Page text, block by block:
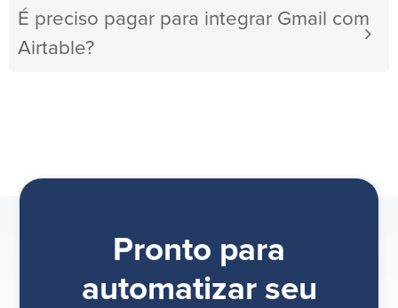
É preciso pagar para integrar Gmail com
Airtable?
Pronto para
automatizar seu